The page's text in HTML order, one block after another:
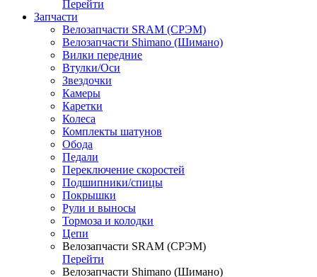
Перейти
Запчасти
Велозапчасти SRAM (СРЭМ)
Велозапчасти Shimano (Шимано)
Вилки передние
Втулки/Оси
Звездочки
Камеры
Каретки
Колеса
Комплекты шатунов
Обода
Педали
Переключение скоростей
Подшипники/спицы
Покрышки
Рули и выносы
Тормоза и колодки
Цепи
Велозапчасти SRAM (СРЭМ)
Перейти
Велозапчасти Shimano (Шимано)